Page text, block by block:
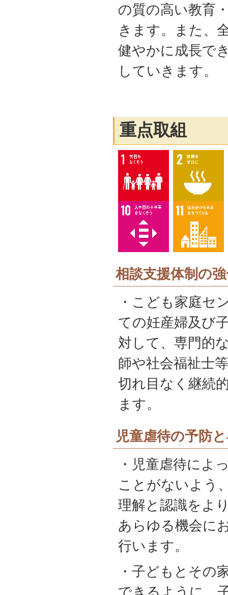
の質の高い教育
きます。また、
健やかに成長で
していきます。
重点取組
相談支援体制の
・こども家庭セ
ての妊産婦及び
対して、専門的
師や社会福祉士
切れ目なく継続
ます。
児童虐待の予防
・児童虐待によ
ことがないよう
理解と認識をよ
あらゆる機会に
行います。
・子どもとその
できるように、